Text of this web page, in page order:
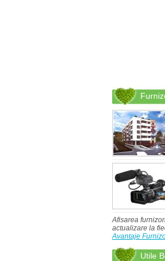
Afisarea
actualizare la
Avantaje
Utile